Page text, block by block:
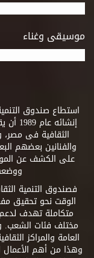
موسيقى وغناء
استطاع صندوق
الثقافية فى مصر،
والفنانين بعضهم
على الكشف عن
فصندوق التنمية
الوقت نحو تحقيق
متكاملة تهدف لدعم
مختلف فئات الشعب.
العامة والمراكز
وهذا من أهم